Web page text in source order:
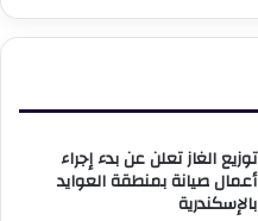
توزيع الغاز تعلن عن بدء إجراء
أعمال صيانة بمنطقة العوايد
بالإسكندرية